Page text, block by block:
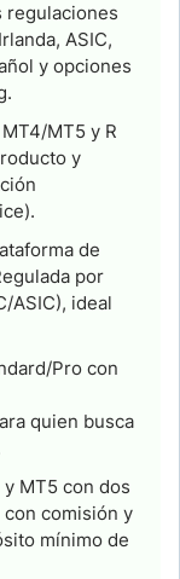
regulaciones
ASIC,
y opciones
MT5 y R
y
de
por
ASIC), ideal
Pro con
quien busca
MT5 con dos
comisión y
mínimo de